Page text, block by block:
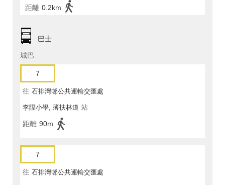
距離 0.2km
巴士
城巴
7
往 石排灣邨公共運輸交匯處
李陞小學, 薄扶林道 站
距離 90m
7
往 石排灣邨公共運輸交匯處